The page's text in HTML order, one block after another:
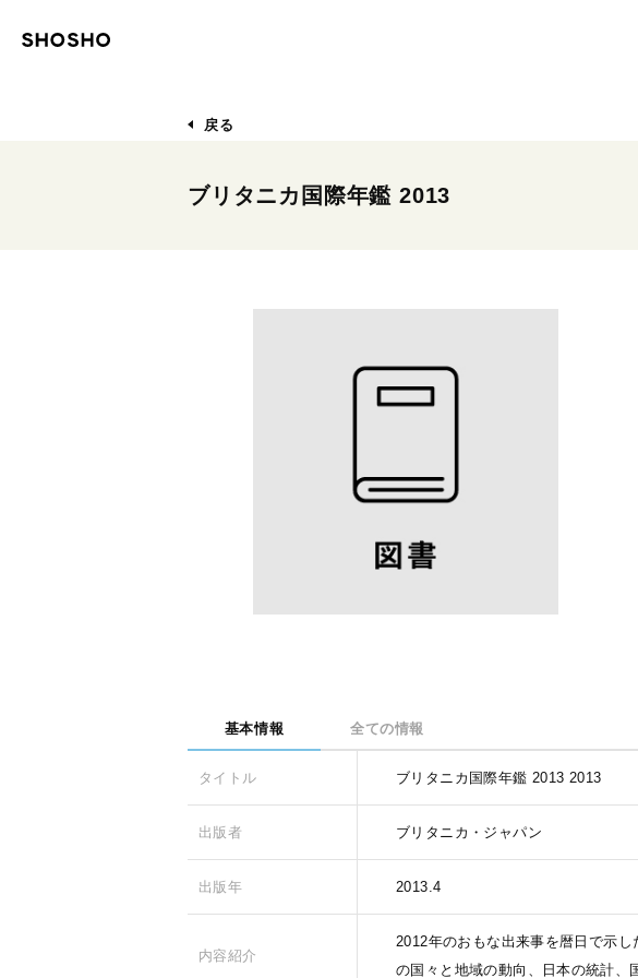
戻る
ブリタニカ国際年鑑 2013
基本情報 全ての情報
タイトル ブリタニカ国際年鑑 2013 2013
出版者 ブリタニカ・ジャパン
出版年 2013.4
内容紹介
2012年のおもな出来事を暦日で示
の国々と地域の動向、日本の統計、